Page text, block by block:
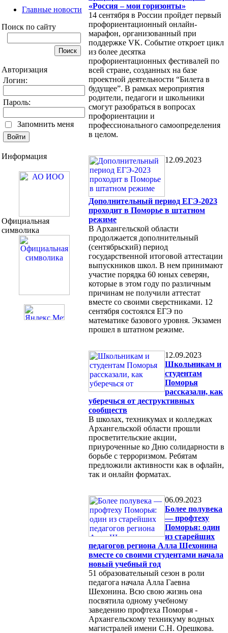
Главные новости
Поиск по сайту
Авторизация
Логин:
Пароль:
Запомнить меня
Информация
Официальная
символика
«Россия – мои горизонты»
14 сентября в России пройдет первый
профориентационный онлайн-
марафон, организованный при
поддержке VK. Событие откроет цикл
из более десятка
профориентационных фестивалей по
всей стране, созданных на базе
проектной деятельности “Билета в
будущее”. В рамках мероприятия
родители, педагоги и школьники
смогут разобраться в вопросах
профориентации и
профессионального самоопределения
в целом.
12.09.2023
Дополнительный период ЕГЭ-2023
проходит в Поморье в штатном
режиме
В Архангельской области
продолжается дополнительный
(сентябрьский) период
государственной итоговой аттестации
выпускников школ. В нем принимают
участие порядка 60 юных северян,
которые в этом году по различным
причинам не получили аттестат
вместе со своими сверстниками. 12
сентября состоялся ЕГЭ по
математике базового уровня. Экзамен
прошел в штатном режиме.
12.09.2023
Школьникам и
студентам
Поморья
рассказали, как
уберечься от деструктивных
сообществ
В школах, техникумах и колледжах
Архангельской области прошли
просветительские акции,
приуроченные ко Дню солидарности в
борьбе с терроризмом. Ребятам
предложили активности как в офлайн,
так и онлайн форматах.
06.09.2023
Более полувека
— профтеху
Поморья: один
из старейших
педагогов региона Алла Шехонина
вместе со своими студентами начала
новый учебный год
51 образовательный сезон в роли
педагога начала Алла Гаевна
Шехонина. Всю свою жизнь она
посвятила одному учебному
заведению профтеха Поморья -
Архангельскому техникуму водных
магистралей имени С.Н. Орешкова.